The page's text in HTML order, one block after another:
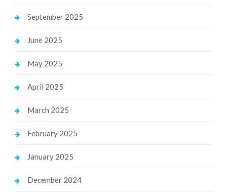
September 2025
June 2025
May 2025
April 2025
March 2025
February 2025
January 2025
December 2024